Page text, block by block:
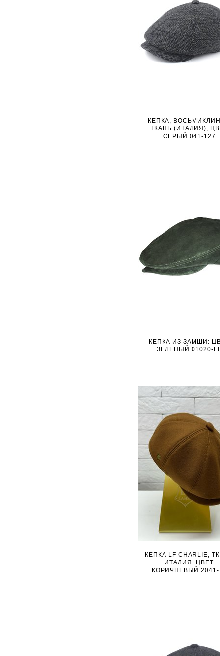
КЕПКА,
ТКАНЬ (ИТАЛИЯ),
СЕРЫЙ 041-127
КЕПКА ИЗ ЗАМШИ;
ЗЕЛЕНЫЙ 01020-
КЕПКА LF CHARLIE,
ИТАЛИЯ, ЦВЕТ
КОРИЧНЕВЫЙ 2041-